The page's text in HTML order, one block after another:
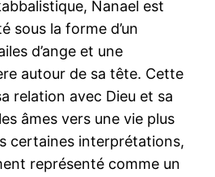
Nanael est
sous la forme d’un
d’ange et une
autour de sa tête. Cette
relation avec Dieu et sa
âmes vers une vie plus
certaines interprétations,
représenté comme un